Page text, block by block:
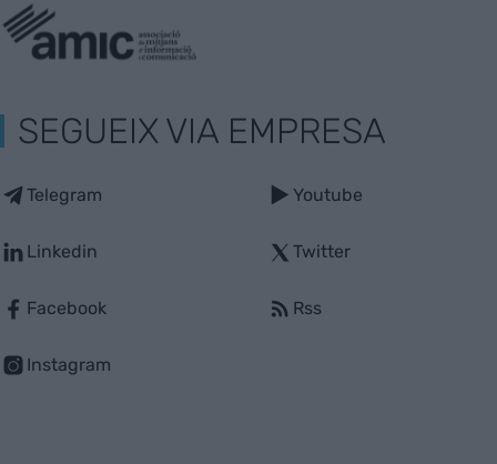
SEGUEIX VIA EMPRESA
Telegram
Linkedin
Facebook
Instagram
Youtube
Twitter
Rss